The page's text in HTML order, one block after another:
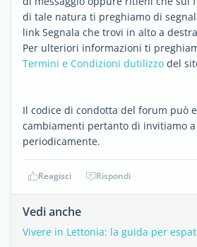
di tale natura ti preghiamo di
link Segnala che trovi in alto a
Per ulteriori informazioni ti
Termini e Condizioni dutilizzo del
Il codice di condotta del forum può
cambiamenti pertanto di invitiamo
periodicamente.
Reagisci Rispondi
Vedi anche
Vivere in Lettonia: la guida per